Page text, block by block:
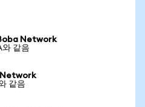
Network
와 같음
Network
같음